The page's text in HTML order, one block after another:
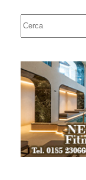
risultato